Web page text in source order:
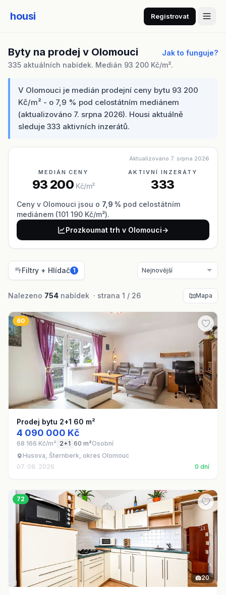
housi Registrovat
Byty na prodej v Olomouci
Jak to funguje?
335 aktuálních nabídek. Medián 93 200 Kč/m².
V Olomouci je medián prodejní ceny bytu 93 200
Kč/m² - o 7,9 % pod celostátním mediánem
(aktualizováno 7. srpna 2026). Housi aktuálně
sleduje 333 aktivních inzerátů.
Aktualizováno 7. srpna 2026
MEDIÁN CENY
93 200 Kč/m²
AKTIVNÍ INZERÁTY
333
Ceny v Olomouci jsou o 7,9 % pod celostátním
mediánem (101 190 Kč/m²).
Prozkoumat trh v Olomouci→
Filtry + Hlídač 1
Nalezeno 754 nabídek · strana 1 / 26 Mapa
60
Prodej bytu 2+1 60 m²
4 090 000 Kč
68 166 Kč/m² 2+1 60 m²Osobní
Husova, Šternberk, okres Olomouc
07. 08. 2026
0 dní
72
20